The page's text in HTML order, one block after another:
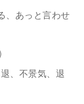
、あっと言わせ
、不景気、退